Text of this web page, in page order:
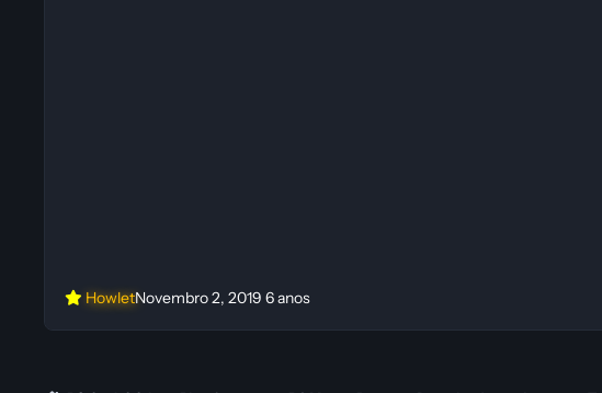
HowletNovembro 2, 20196 anos